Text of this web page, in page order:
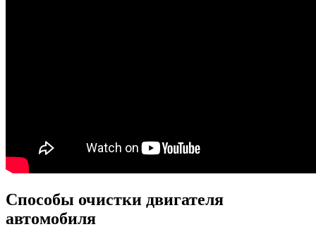
Способы очистки двигателя
автомобиля